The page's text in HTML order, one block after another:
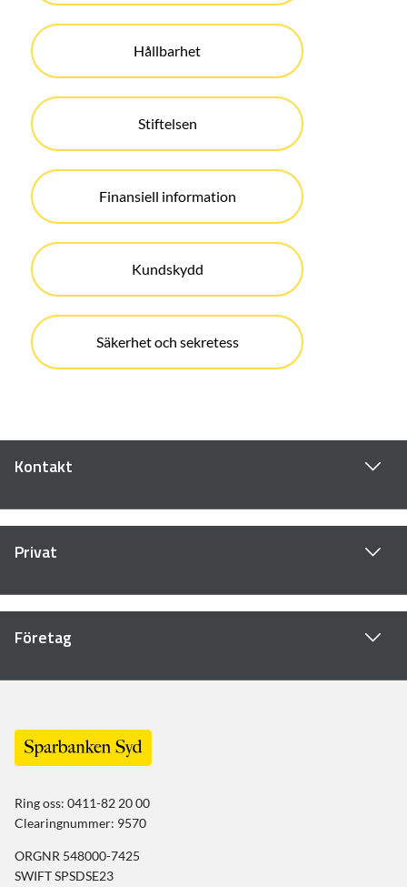
Hållbarhet
Stiftelsen
Finansiell information
Kundskydd
Säkerhet och sekretess
Kontakt
Privat
Företag
Ring oss: 0411-82 20 00
Clearingnummer: 9570
ORGNR 548000-7425
SWIFT SPSDSE23